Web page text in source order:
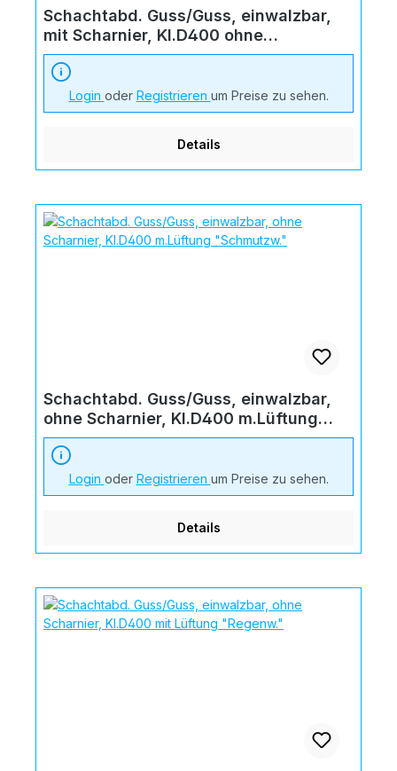
Schachtabd. Guss/Guss, einwalzbar,
mit Scharnier, Kl.D400 ohne
Lüftungsöffnung
Login oder Registrieren um Preise zu sehen.
Details
Schachtabd. Guss/Guss, einwalzbar,
ohne Scharnier, Kl.D400 m.Lüftung
"Schmutzw."
Login oder Registrieren um Preise zu sehen.
Details